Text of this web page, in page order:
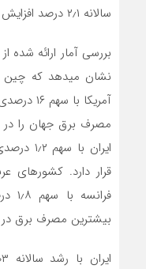
سالانه ۲٫۱ درصد افزایش خواهد یافت.
آمریکا
بیشترین مصرف برق در جهان در